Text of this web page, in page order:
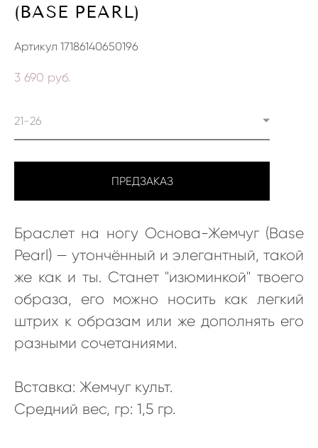
(BASE PEARL)
Артикул 17186140650196
3 690 pуб.
21-26
ПРЕДЗАКАЗ
Браслет на ногу Основа-Жемчуг (Base
Pearl) — утончённый и элегантный, такой
же как и ты. Станет "изюминкой" твоего
образа, его можно носить как легкий
штрих к образам или же дополнять его
разными сочетаниями.
Вставка: Жемчуг культ.
Средний вес, гр: 1,5 гр.